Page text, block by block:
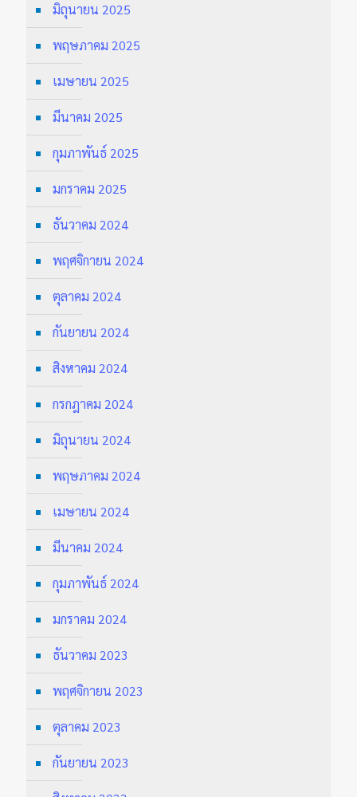
มิถุนายน 2025
พฤษภาคม 2025
เมษายน 2025
มีนาคม 2025
กุมภาพันธ์ 2025
มกราคม 2025
ธันวาคม 2024
พฤศจิกายน 2024
ตุลาคม 2024
กันยายน 2024
สิงหาคม 2024
กรกฎาคม 2024
มิถุนายน 2024
พฤษภาคม 2024
เมษายน 2024
มีนาคม 2024
กุมภาพันธ์ 2024
มกราคม 2024
ธันวาคม 2023
พฤศจิกายน 2023
ตุลาคม 2023
กันยายน 2023